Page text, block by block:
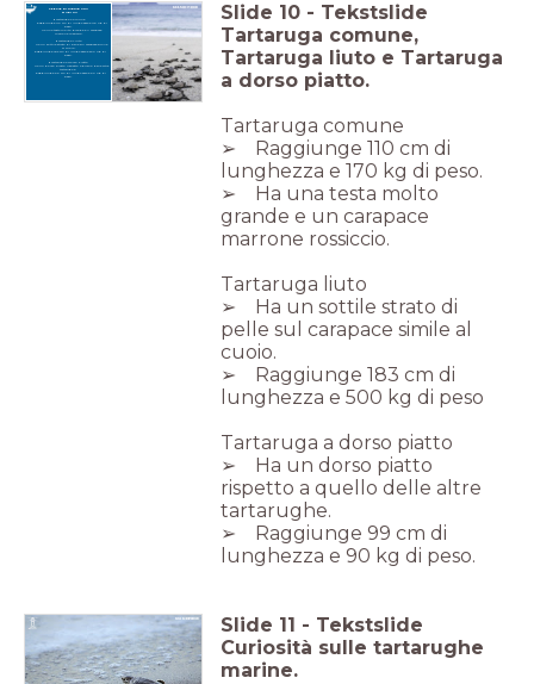
SPECIE DI TARTARUGA
MARINA
Tartaruga Comune
Raggiunge 110 cm di lunghezza e 170 kg di
peso.
Ha una testa molto grande e il carapace
marrone rossiccio.
Tartaruga Liuto
Ha un sottile strato di pelle sul carapace simile
al cuoio.
Raggiunge 183 cm di lunghezza e 500 kg di
peso.
Tartaruga a Dorso Piatto
Ha un dorso piatto rispetto a quello delle altre
tartarughe.
Raggiunge 99 cm di lunghezza e 90 kg di
peso.
Slide 10 - Tekstslide
Tartaruga comune,
Tartaruga liuto e Tartaruga
a dorso piatto.
Tartaruga comune
➢ Raggiunge 110 cm di
lunghezza e 170 kg di peso.
➢ Ha una testa molto
grande e un carapace
marrone rossiccio.
Tartaruga liuto
➢ Ha un sottile strato di
pelle sul carapace simile al
cuoio.
➢ Raggiunge 183 cm di
lunghezza e 500 kg di peso
Tartaruga a dorso piatto
➢ Ha un dorso piatto
rispetto a quello delle altre
tartarughe.
➢ Raggiunge 99 cm di
lunghezza e 90 kg di peso.
Slide 11 - Tekstslide
Curiosità sulle tartarughe
marine.